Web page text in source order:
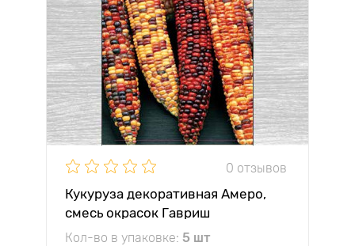
0 отзывов
Кукуруза декоративная Амеро,
смесь окрасок Гавриш
Кол-во в упаковке: 5 шт